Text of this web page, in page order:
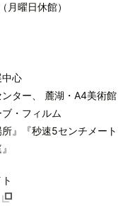
月曜日休館）
中心
ンター、 麓湖・A4美術館
ブ・フィルム
』『秒速5センチメート